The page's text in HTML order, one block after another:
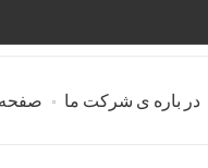
در باره ی شرکت ما